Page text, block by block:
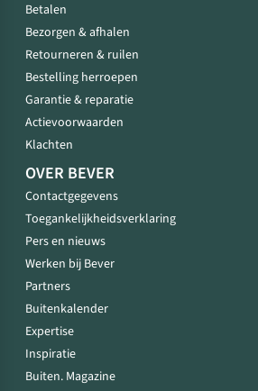
Betalen
Bezorgen & afhalen
Retourneren & ruilen
Bestelling herroepen
Garantie & reparatie
Actievoorwaarden
Klachten
OVER BEVER
Contactgegevens
Toegankelijkheidsverklaring
Pers en nieuws
Werken bij Bever
Partners
Buitenkalender
Expertise
Inspiratie
Buiten. Magazine